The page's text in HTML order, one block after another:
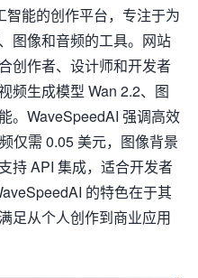
能的创作平台，专注于为
图像和音频的工具。网站
创作者、设计师和开发者
频生成模型 Wan 2.2、图
。WaveSpeedAI 强调高效
仅需 0.05 美元，图像背景
持 API 集成，适合开发者
的特色在于其
足从个人创作到商业应用